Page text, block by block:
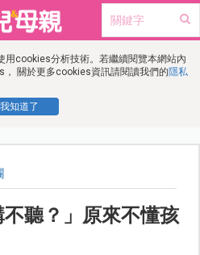
用cookies分析技術。若繼續閱覽本網站內
關於更多cookies資訊請閱讀我們的隱私
我知道了
不聽？」原來不懂孩